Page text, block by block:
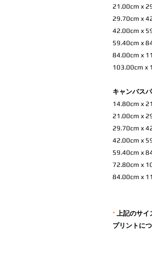
21.00cm x
29.70cm x
42.00cm x
59.40cm x
84.00cm x
103.00cm x
キャンバス
14.80cm x
21.00cm x
29.70cm x
42.00cm x
59.40cm x
72.80cm x
84.00cm x
* 上記のサイ
プリントに